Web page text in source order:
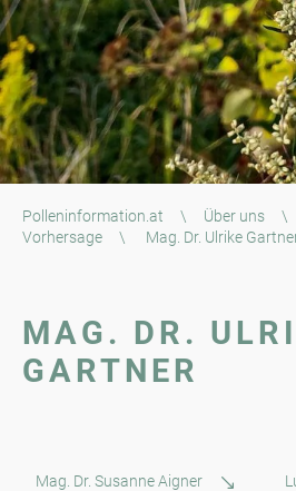
Polleninformation.at \ Über uns \
Vorhersage
\ Mag. Dr. Ulrike
MAG. DR.
GARTNER
Mag. Dr. Susanne Aigner